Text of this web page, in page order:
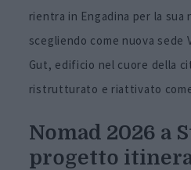
rientra in Engadina per la
scegliendo come nuova sede
Gut, edificio nel cuore della
ristrutturato e riattivato
Nomad 2026 a
progetto